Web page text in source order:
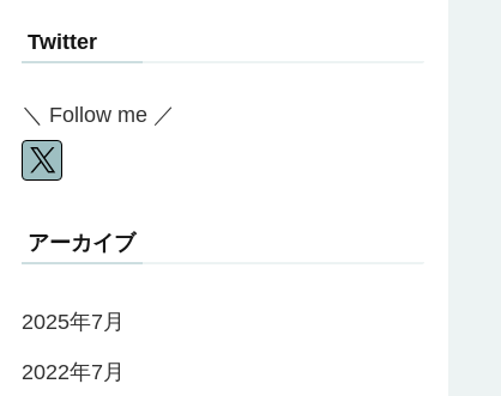
Twitter
＼ Follow me ／
アーカイブ
2025年7月
2022年7月